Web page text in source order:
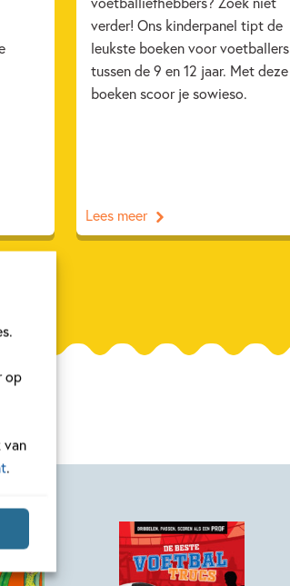
op
van
.
verder! Ons kinderpanel tipt de
leukste boeken voor voetballers
tussen de 9 en 12 jaar. Met deze
boeken scoor je sowieso.
Lees meer